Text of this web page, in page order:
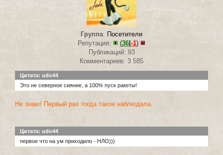
Группа: Посетители
Репутация:
(36 -1)
Публикаций: 93
Комментариев: 3 585
Цитата: udo44
Это не северное сияние, а 100% пуск ракеты!
Не знаю! Первый раз тогда такое наблюдала.
Цитата: udo44
первое что на ум приходило - НЛО)))